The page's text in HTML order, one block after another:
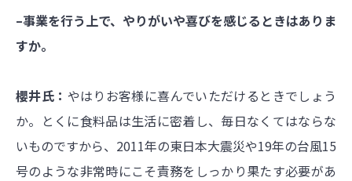
–事業を行う上で、やりがいや喜びを感じるときはありま
すか。
櫻井氏： やはりお客様に喜んでいただけるときでしょう
か。とくに食料品は生活に密着し、毎日なくてはならな
いものですから、2011年の東日本大震災や19年の台風15
号のような非常時にこそ責務をしっかり果たす必要があ